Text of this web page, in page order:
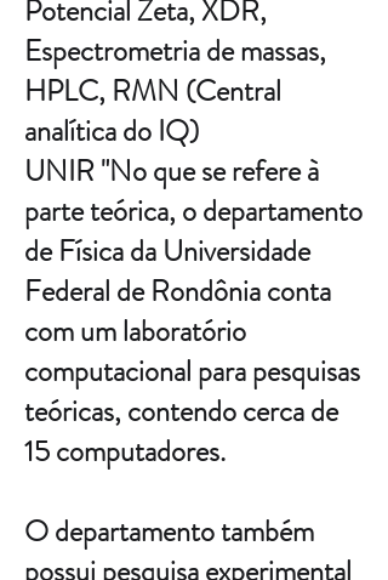
Potencial Zeta, XDR,
Espectrometria de massas,
HPLC, RMN (Central
analítica do IQ)
UNIR "No que se refere à
parte teórica, o departamento
de Física da Universidade
Federal de Rondônia conta
com um laboratório
computacional para pesquisas
teóricas, contendo cerca de
15 computadores.
O departamento também
possui pesquisa experimental